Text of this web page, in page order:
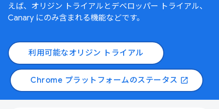
えば、オリジン トライアルとデベロッパー トライアル、
Canary にのみ含まれる機能などです。
利用可能なオリジン トライアル
Chrome プラットフォームのステータス open_in_new